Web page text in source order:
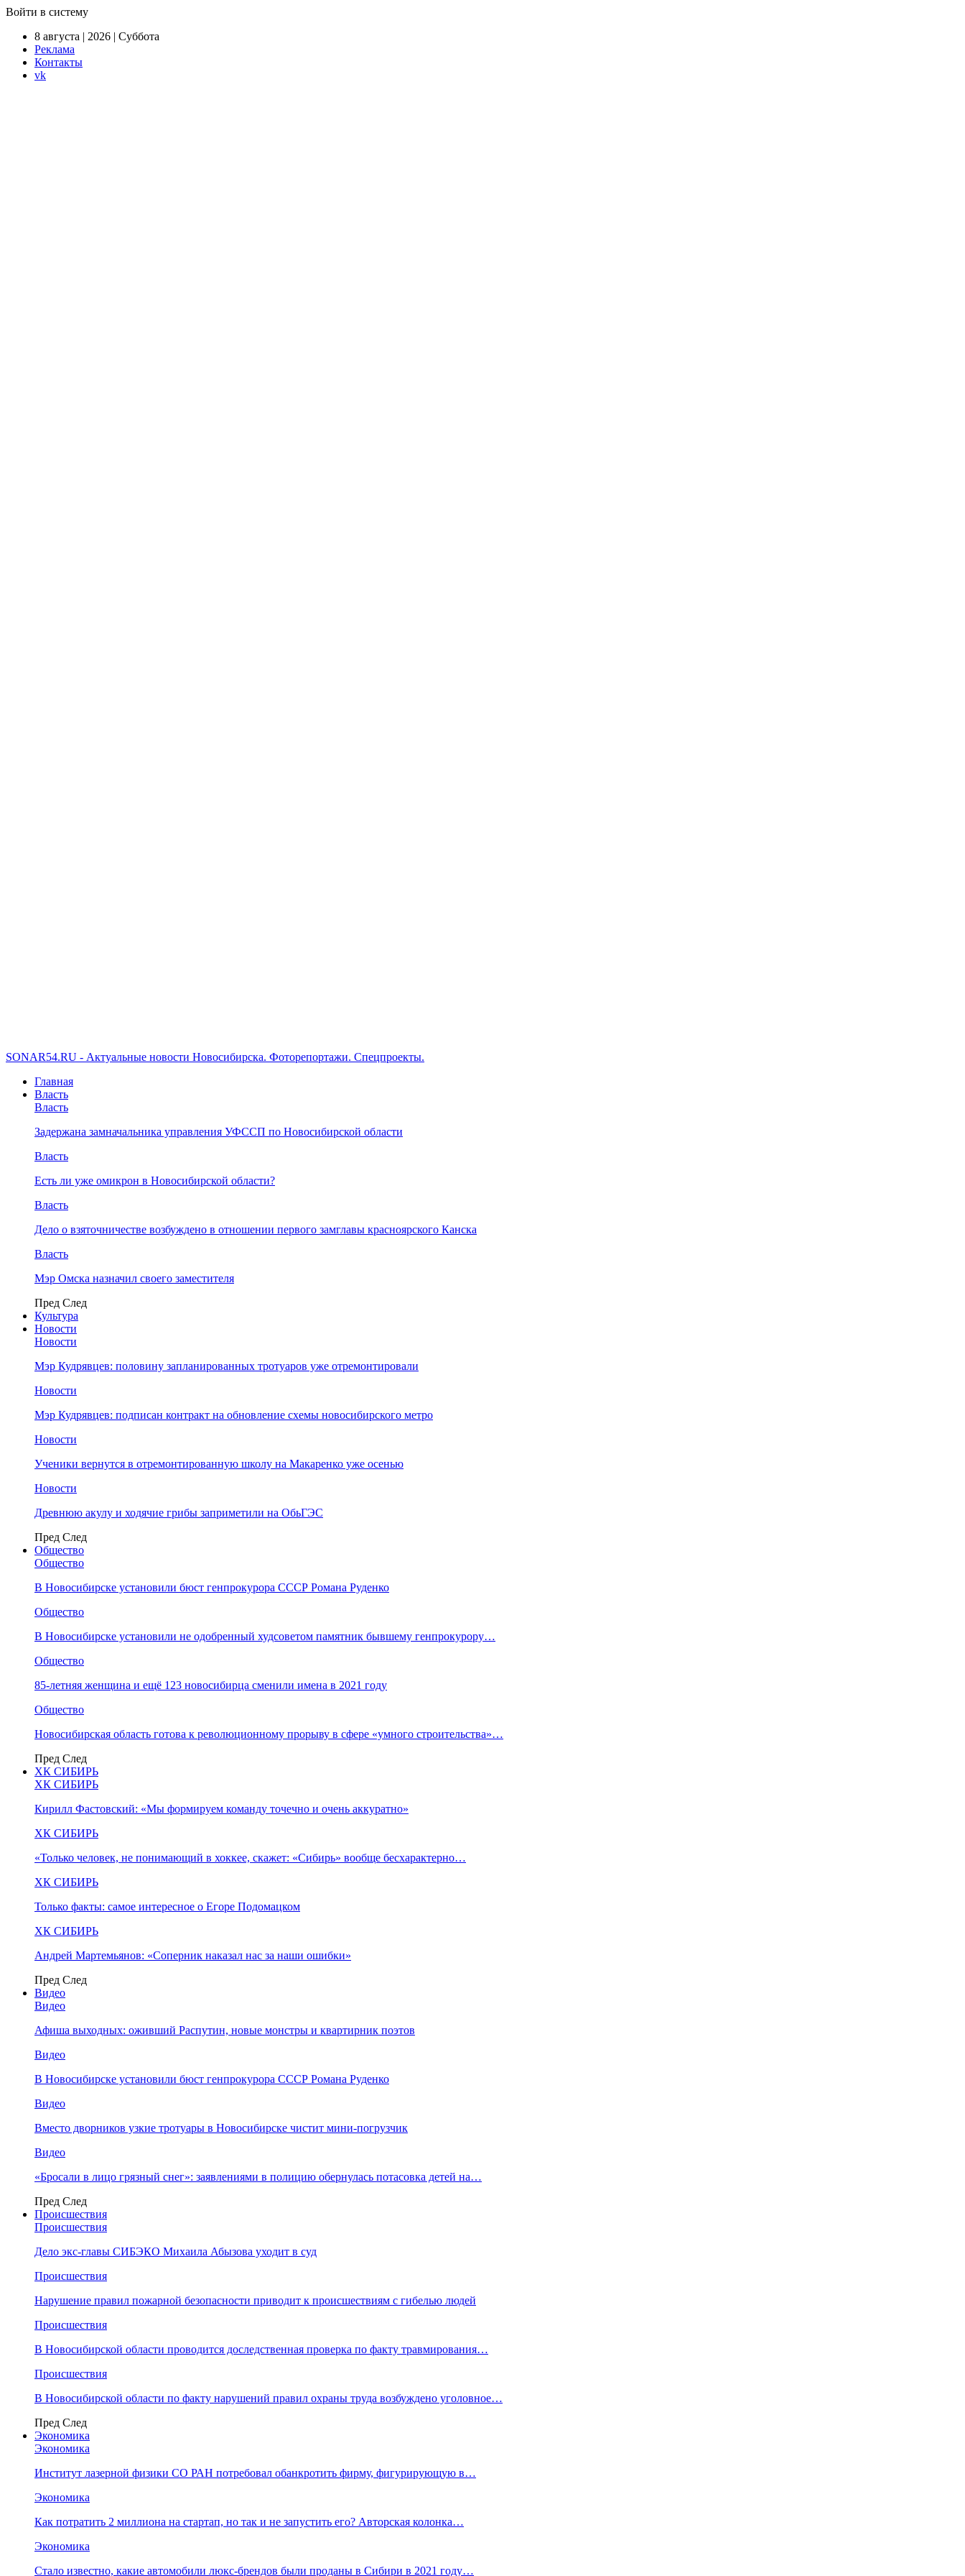
Войти в систему
8 августа | 2026 | Суббота
Реклама
Контакты
vk
SONAR54.RU - Актуальные новости Новосибирска. Фоторепортажи. Спецпроекты.
Главная
Власть
Власть
Задержана замначальника управления УФССП по Новосибирской области
Власть
Есть ли уже омикрон в Новосибирской области?
Власть
Дело о взяточничестве возбуждено в отношении первого замглавы красноярского Канска
Власть
Мэр Омска назначил своего заместителя
Пред След
Культура
Новости
Новости
Мэр Кудрявцев: половину запланированных тротуаров уже отремонтировали
Новости
Мэр Кудрявцев: подписан контракт на обновление схемы новосибирского метро
Новости
Ученики вернутся в отремонтированную школу на Макаренко уже осенью
Новости
Древнюю акулу и ходячие грибы заприметили на ОбьГЭС
Пред След
Общество
Общество
В Новосибирске установили бюст генпрокурора СССР Романа Руденко
Общество
В Новосибирске установили не одобренный худсоветом памятник бывшему генпрокурору…
Общество
85-летняя женщина и ещё 123 новосибирца сменили имена в 2021 году
Общество
Новосибирская область готова к революционному прорыву в сфере «умного строительства»…
Пред След
ХК СИБИРЬ
ХК СИБИРЬ
Кирилл Фастовский: «Мы формируем команду точечно и очень аккуратно»
ХК СИБИРЬ
«Только человек, не понимающий в хоккее, скажет: «Сибирь» вообще бесхарактерно…
ХК СИБИРЬ
Только факты: самое интересное о Егоре Подомацком
ХК СИБИРЬ
Андрей Мартемьянов: «Соперник наказал нас за наши ошибки»
Пред След
Видео
Видео
Афиша выходных: оживший Распутин, новые монстры и квартирник поэтов
Видео
В Новосибирске установили бюст генпрокурора СССР Романа Руденко
Видео
Вместо дворников узкие тротуары в Новосибирске чистит мини-погрузчик
Видео
«Бросали в лицо грязный снег»: заявлениями в полицию обернулась потасовка детей на…
Пред След
Происшествия
Происшествия
Дело экс-главы СИБЭКО Михаила Абызова уходит в суд
Происшествия
Нарушение правил пожарной безопасности приводит к происшествиям с гибелью людей
Происшествия
В Новосибирской области проводится доследственная проверка по факту травмирования…
Происшествия
В Новосибирской области по факту нарушений правил охраны труда возбуждено уголовное…
Пред След
Экономика
Экономика
Институт лазерной физики СО РАН потребовал обанкротить фирму, фигурирующую в…
Экономика
Как потратить 2 миллиона на стартап, но так и не запустить его? Авторская колонка…
Экономика
Стало известно, какие автомобили люкс-брендов были проданы в Сибири в 2021 году…